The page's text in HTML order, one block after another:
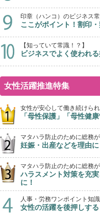
印章（ハンコ）のビジネス
ここがポイント！割印
【知っていて常識！？】
ビジネスでよく使われ
女性活躍推進特集
女性が安心して働き続けられ
「母性保護」「母性健
マタハラ防止のために総務
妊娠・出産などを理由
マタハラ防止のために総務
ハラスメント対策を充
に！
人事・労務ワンポイント知識
女性の活躍を後押しする